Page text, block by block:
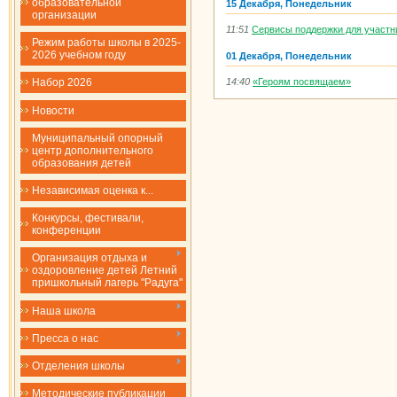
образовательной
организации
Режим работы школы в 2025-
2026 учебном году
Набор 2026
Новости
Муниципальный опорный
центр дополнительного
образования детей
Независимая оценка к...
Конкурсы, фестивали,
конференции
Организация отдыха и
оздоровление детей Летний
пришкольный лагерь "Радуга"
Наша школа
Пресса о нас
Отделения школы
Методические публикации
15 Декабря, Понедельник
11:51 Сервисы поддержки для
01 Декабря, Понедельник
14:40 «Героям посвящаем»